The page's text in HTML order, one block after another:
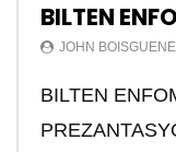
BILTEN
JOHN BOISGUENE
BILTEN